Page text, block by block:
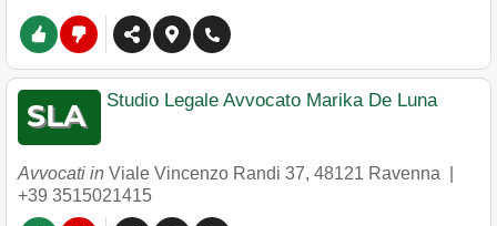
Studio Legale Avvocato Marika De Luna
Avvocati in Viale Vincenzo Randi 37, 48121 Ravenna
+39 3515021415